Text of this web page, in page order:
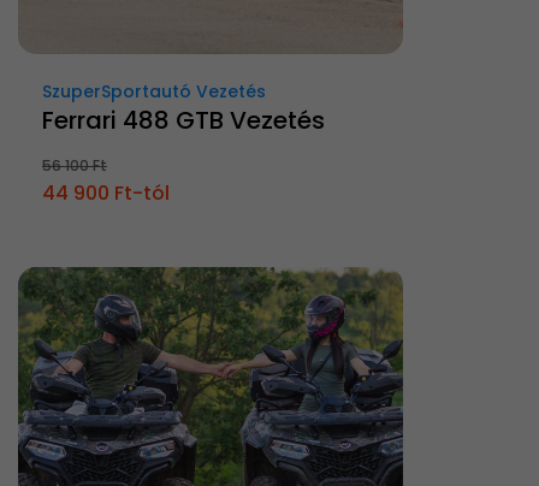
SzuperSportautó Vezetés
Ferrari 488 GTB Vezetés
56 100 Ft
44 900 Ft-tól